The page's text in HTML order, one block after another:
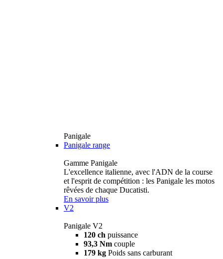
Panigale
Panigale range
Gamme Panigale
L'excellence italienne, avec l'ADN de la course
et l'esprit de compétition : les Panigale les motos
rêvées de chaque Ducatisti.
En savoir plus
V2
Panigale V2
120 ch puissance
93,3 Nm couple
179 kg Poids sans carburant